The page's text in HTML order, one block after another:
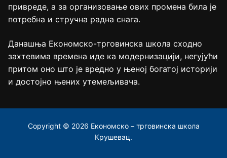
привреде, а за организовање ових промена била је
потребна и стручна радна снага.
Данашња Економско-трговинска школа сходно
захтевима времена иде ка модернизацији, негујући
притом оно што је вредно у њеној богатој историји
и достојно њених утемељивача.
Copyright © 2026 Економско – трговинска школа
Крушевац.